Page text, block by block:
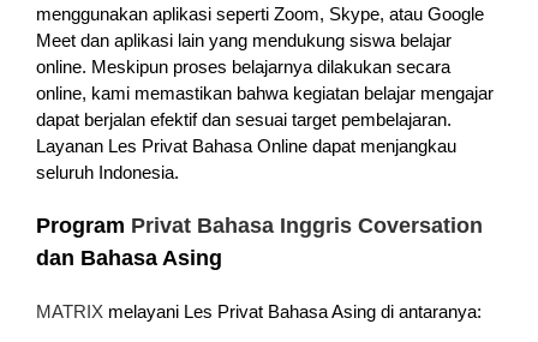
menggunakan aplikasi seperti Zoom, Skype, atau Google
Meet dan aplikasi lain yang mendukung siswa belajar
online. Meskipun proses belajarnya dilakukan secara
online, kami memastikan bahwa kegiatan belajar mengajar
dapat berjalan efektif dan sesuai target pembelajaran.
Layanan Les Privat Bahasa Online dapat menjangkau
seluruh Indonesia.
Program Privat Bahasa Inggris Coversation
dan Bahasa Asing
MATRIX melayani Les Privat Bahasa Asing di antaranya: